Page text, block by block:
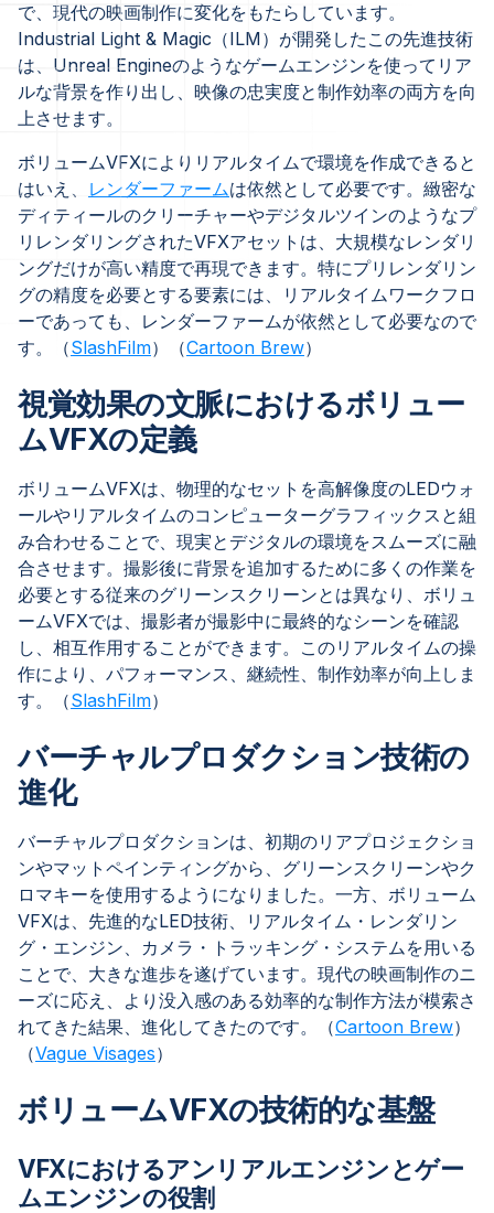
で、現代の映画制作に変化をもたらしています。
Industrial Light & Magic（ILM）が開発したこの先進技術
は、Unreal Engineのようなゲームエンジンを使ってリア
ルな背景を作り出し、映像の忠実度と制作効率の両方を向
上させます。
ボリュームVFXによりリアルタイムで環境を作成できると
はいえ、 レンダーファームは依然として必要です。緻密な
ディティールのクリーチャーやデジタルツインのようなプ
リレンダリングされたVFXアセットは、大規模なレンダリ
ングだけが高い精度で再現できます。特にプリレンダリン
グの精度を必要とする要素には、リアルタイムワークフロ
ーであっても、レンダーファームが依然として必要なので
す。（SlashFilm）（Cartoon Brew）
視覚効果の文脈におけるボリュー
ムVFXの定義
ボリュームVFXは、物理的なセットを高解像度のLEDウォ
ールやリアルタイムのコンピューターグラフィックスと組
み合わせることで、現実とデジタルの環境をスムーズに融
合させます。撮影後に背景を追加するために多くの作業を
必要とする従来のグリーンスクリーンとは異なり、ボリュ
ームVFXでは、撮影者が撮影中に最終的なシーンを確認
し、相互作用することができます。このリアルタイムの操
作により、パフォーマンス、継続性、制作効率が向上しま
す。（SlashFilm）
バーチャルプロダクション技術の
進化
バーチャルプロダクションは、初期のリアプロジェクショ
ンやマットペインティングから、グリーンスクリーンやク
ロマキーを使用するようになりました。一方、ボリューム
VFXは、先進的なLED技術、リアルタイム・レンダリン
グ・エンジン、カメラ・トラッキング・システムを用いる
ことで、大きな進歩を遂げています。現代の映画制作のニ
ーズに応え、より没入感のある効率的な制作方法が模索さ
れてきた結果、進化してきたのです。（Cartoon Brew）
（Vague Visages）
ボリュームVFXの技術的な基盤
VFXにおけるアンリアルエンジンとゲー
ムエンジンの役割